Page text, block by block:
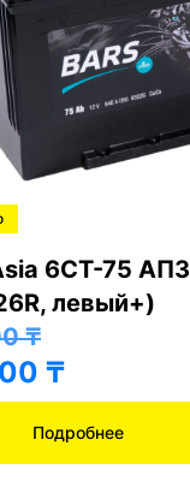
6СТ-75 АПЗ
левый+)
₸
₸
Подробнее